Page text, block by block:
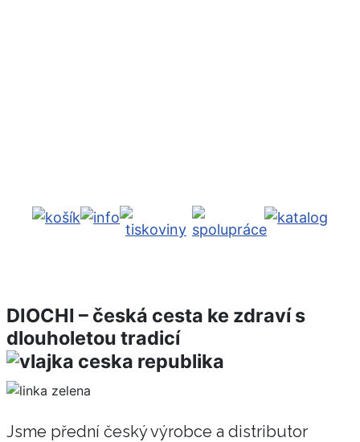
DIOCHI – česká cesta ke zdraví s
dlouholetou tradicí
Jsme přední český výrobce a distributor